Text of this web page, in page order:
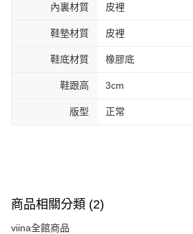
內裏材質 皮裡
鞋墊材質 皮裡
鞋底材質 橡膠底
鞋跟高 3cm
版型 正常
商品相關分類 (2)
viina全館商品